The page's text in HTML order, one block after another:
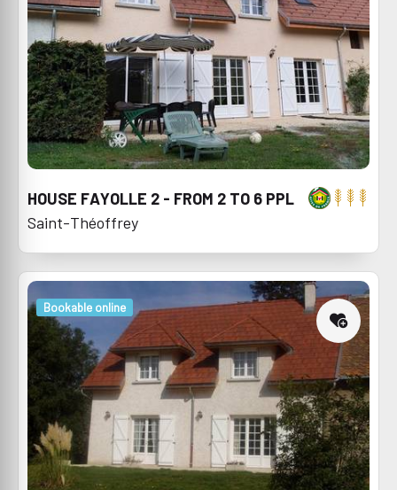
HOUSE FAYOLLE 2 - FROM 2 TO 6 PPL
Saint-Théoffrey
Bookable online